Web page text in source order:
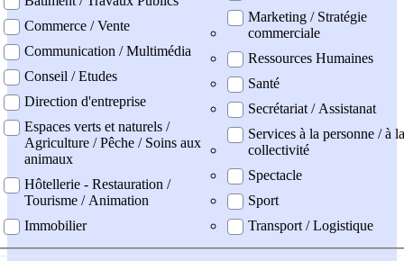
Commerce / Vente
Communication / Multimédia
Conseil / Etudes
Direction d'entreprise
Espaces verts et naturels /
Agriculture / Pêche / Soins aux
animaux
Hôtellerie - Restauration /
Tourisme / Animation
Immobilier
Marketing / Stratégie
commerciale
Ressources Humaines
Santé
Secrétariat / Assistanat
Services à la personne / à la
collectivité
Spectacle
Sport
Transport / Logistique